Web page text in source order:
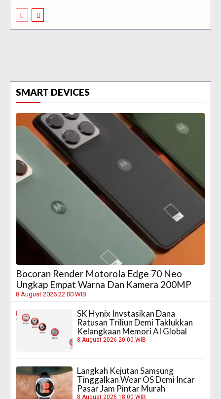
SMART DEVICES
Bocoran Render Motorola Edge 70 Neo
Ungkap Empat Warna Dan Kamera 200MP
8 August 2026 22:00 WIB
SK Hynix Invstasikan Dana
Ratusan Triliun Demi Taklukkan
Kelangkaan Memori AI Global
8 August 2026 20:00 WIB
Langkah Kejutan Samsung
Tinggalkan Wear OS Demi Incar
Pasar Jam Pintar Murah
8 August 2026 18:00 WIB